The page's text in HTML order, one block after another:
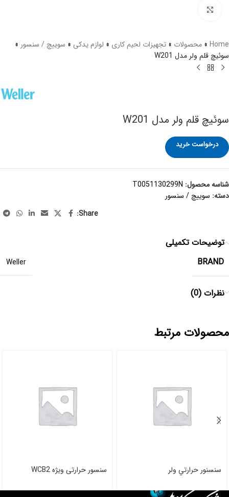
Home
» محصولات » تجهیزات لحیم کاری » لوازم یدکی » سوییچ / سنسور »
سوئيچ قلم ولر مدل W201
سوئيچ قلم ولر مدل W201
درخواست خرید
شناسه محصول: T0051130299N
دسته: سوییچ / سنسور
Share:
توضیحات تکمیلی
BRAND
Weller
نظرات (0)
محصولات مرتبط
سنسنور حرارتي ولر سنسور حرارتی ویژه WCB2